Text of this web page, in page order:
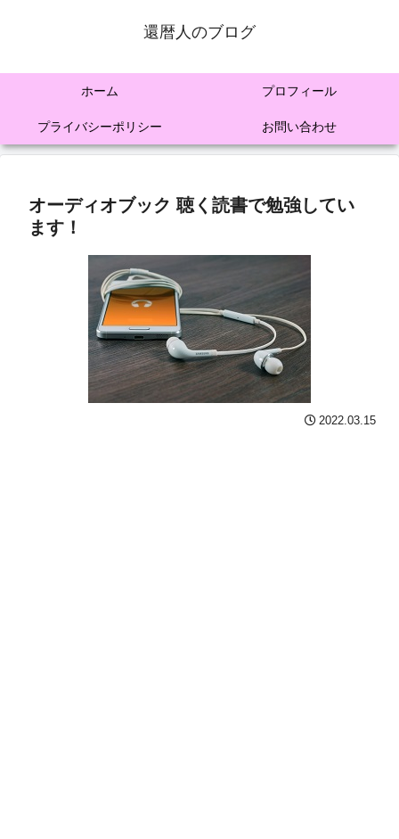
還暦人のブログ
ホーム プロフィール
プライバシーポリシー お問い合わせ
オーディオブック 聴く読書で勉強してい
ます！
2022.03.15